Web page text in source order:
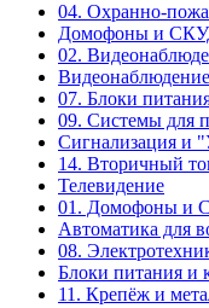
04. Охранно-
Домофоны и
02.
Видеонаблюдение
07. Блоки
09. Системы для
Сигнализация и
14. Вторичный
Телевидение
01. Домофоны и
Автоматика для
08.
Блоки питания и
11. Крепёж и